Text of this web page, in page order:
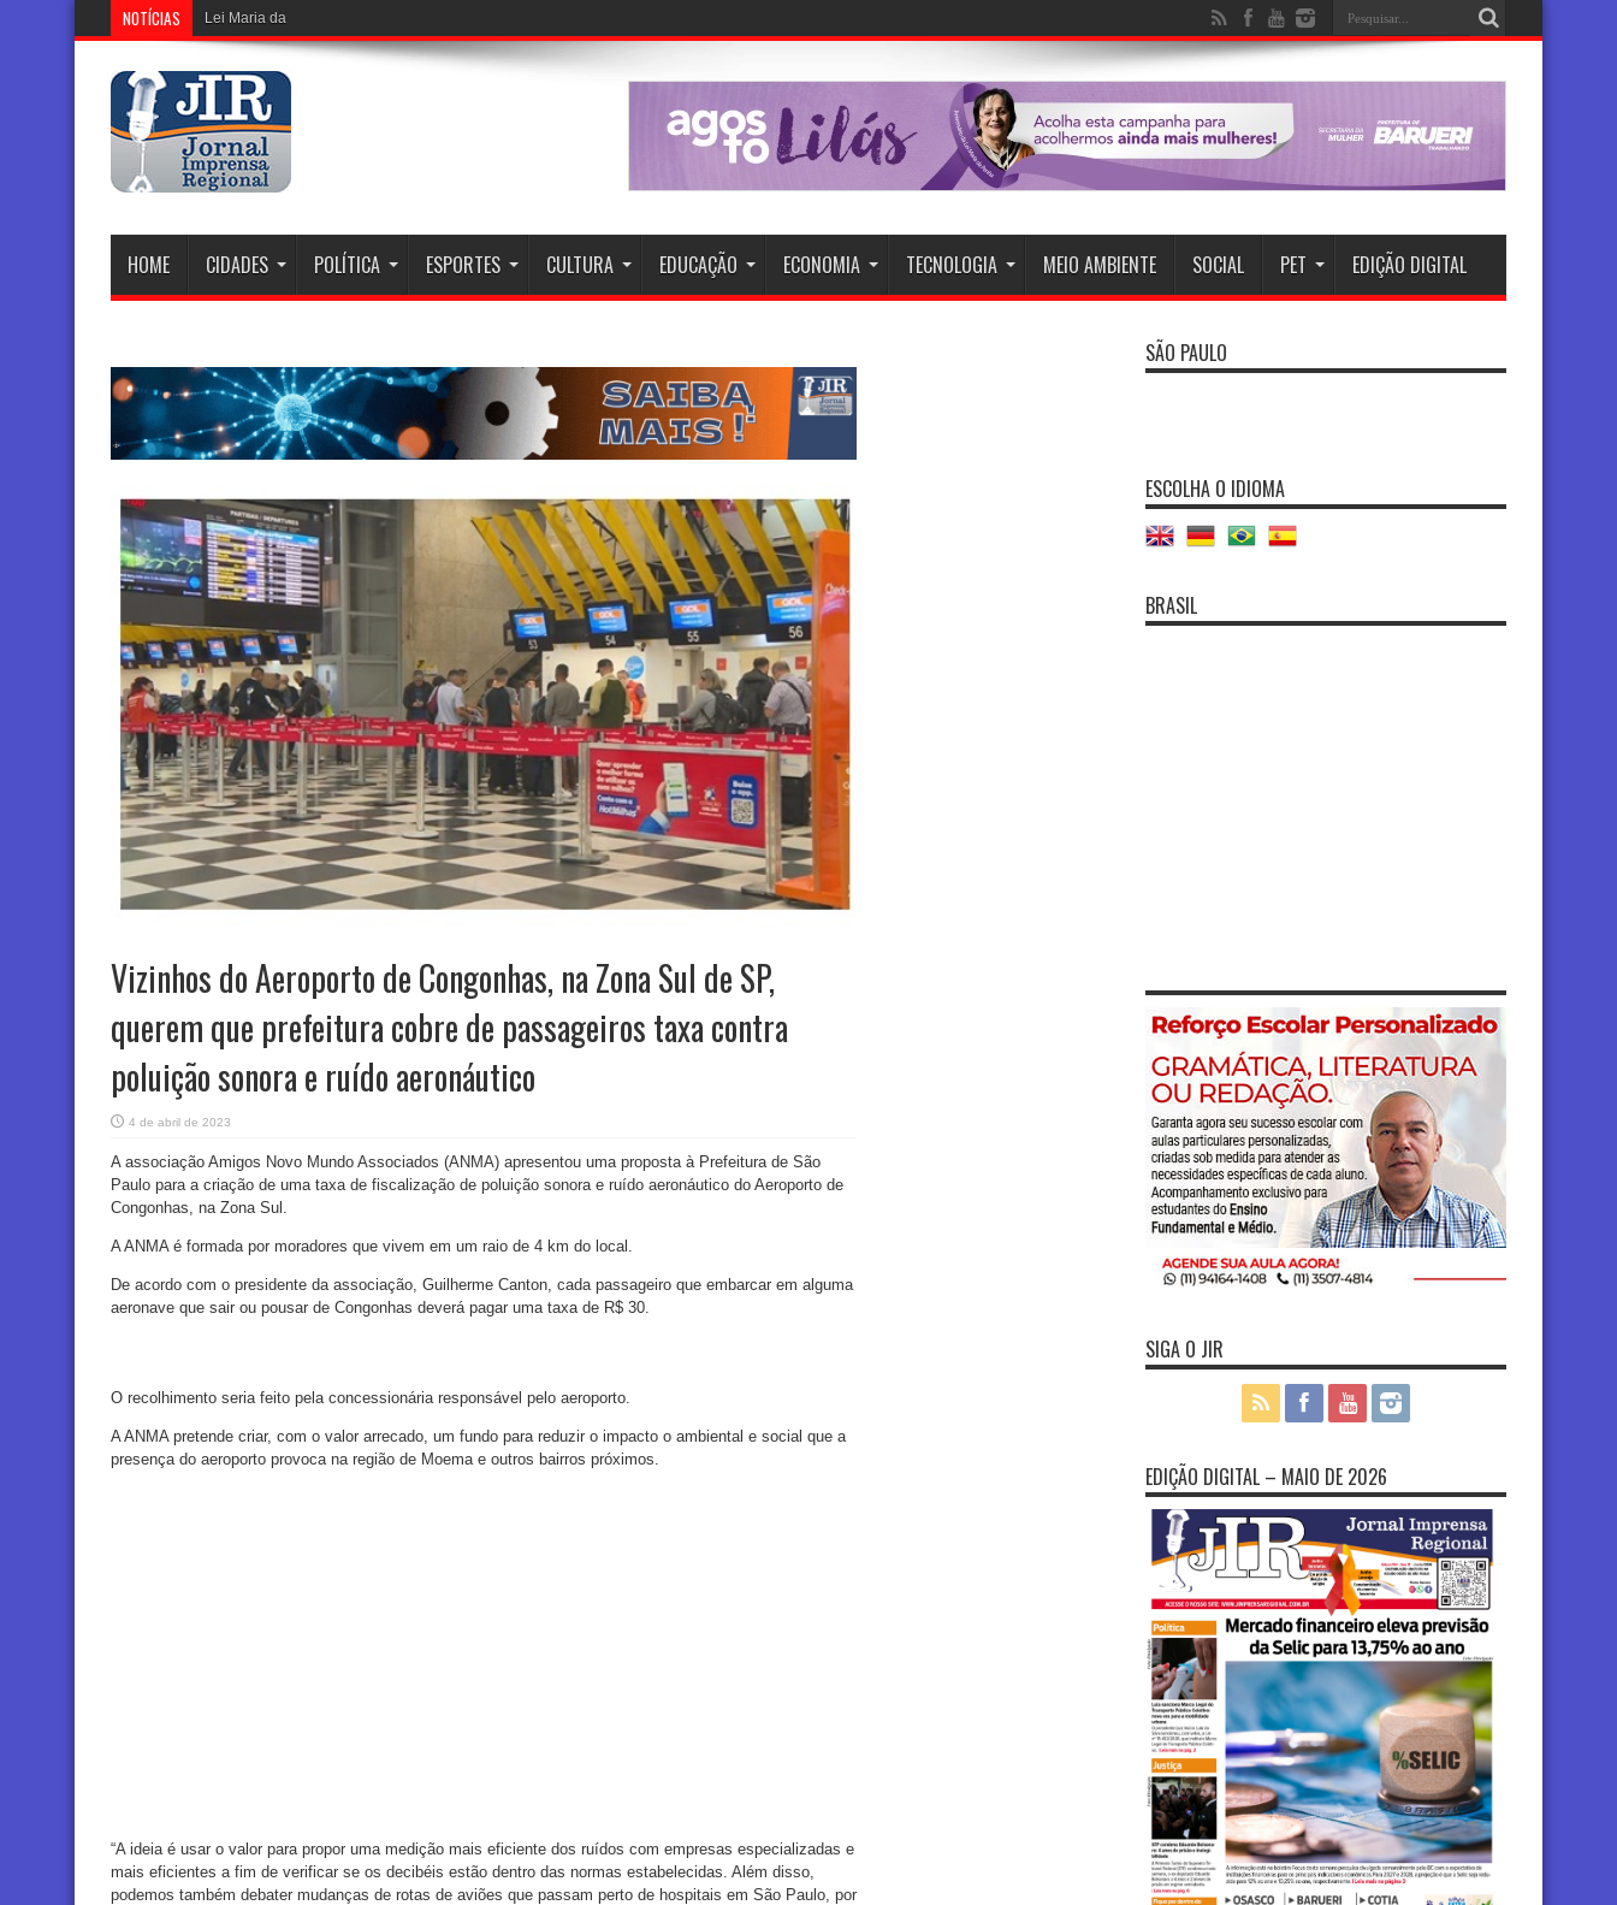
NOTÍCIAS Lei Maria da Penha: Duas Décadas de Transformação
HOME CIDADES POLÍTICA ESPORTES CULTURA EDUCAÇÃO ECONOMIA TECNOLOGIA MEIO AMBIENTE SOCIAL PET EDIÇÃO DIGITAL
Vizinhos do Aeroporto de Congonhas, na Zona Sul de SP,
querem que prefeitura cobre de passageiros taxa contra
poluição sonora e ruído aeronáutico
4 de abril de 2023
A associação Amigos Novo Mundo Associados (ANMA) apresentou uma proposta à Prefeitura de São
Paulo para a criação de uma taxa de fiscalização de poluição sonora e ruído aeronáutico do Aeroporto de
Congonhas, na Zona Sul.
A ANMA é formada por moradores que vivem em um raio de 4 km do local.
De acordo com o presidente da associação, Guilherme Canton, cada passageiro que embarcar em alguma
aeronave que sair ou pousar de Congonhas deverá pagar uma taxa de R$ 30.
O recolhimento seria feito pela concessionária responsável pelo aeroporto.
A ANMA pretende criar, com o valor arrecado, um fundo para reduzir o impacto o ambiental e social que a
presença do aeroporto provoca na região de Moema e outros bairros próximos.
“A ideia é usar o valor para propor uma medição mais eficiente dos ruídos com empresas especializadas e
mais eficientes a fim de verificar se os decibéis estão dentro das normas estabelecidas. Além disso,
podemos também debater mudanças de rotas de aviões que passam perto de hospitais em São Paulo, por
SÃO PAULO
ESCOLHA O IDIOMA
BRASIL
SIGA O JIR
EDIÇÃO DIGITAL – MAIO DE 2026